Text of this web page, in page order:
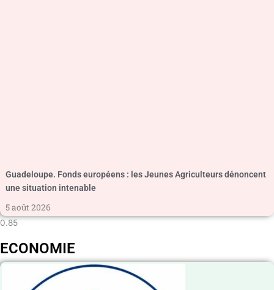
Guadeloupe. Fonds européens : les Jeunes Agriculteurs dénoncent
une situation intenable
5 août 2026
ECONOMIE